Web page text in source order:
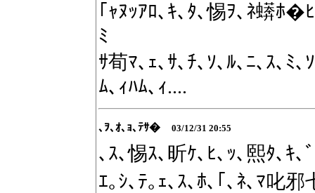
｢ｬﾇｯｱﾛ､ｷ､ﾀ､惕ｦ､ﾈ蠎ﾎ
ﾐ
ｻ荀ﾏ､ｪ､ｻ､ﾁ､ｿ､ﾙ､ﾆ､ｽ､ﾐ
ﾑ､ｨﾊﾑ､ｨ....
､ｦ､ｵ､ｮ､ﾃｻ� 03/12/31 20:55
､ｽ､惕ｽ､昕ｹ､ﾋ､ｯ､熙ﾀ､ｷ
ｴ｡ｼ､ﾃ｡ｪ､ｽ､ﾎ､｢､ﾈ､ﾏ叱